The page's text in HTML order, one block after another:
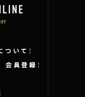
ついて
会員登録